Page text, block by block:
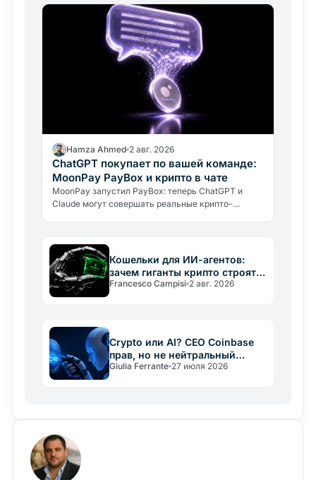
Hamza Ahmed 2 авг. 2026
ChatGPT покупает по вашей команде:
MoonPay PayBox и крипто в чате
MoonPay запустил PayBox: теперь ChatGPT и
Claude могут совершать реальные крипто-
Кошельки для ИИ-агентов:
зачем гиганты крипто строят
новую инфраструктуру
Francesco Campisi 2 авг. 2026
Crypto или AI? CEO Coinbase
прав, но не нейтральный
арбитр
Giulia Ferrante 27 июля 2026